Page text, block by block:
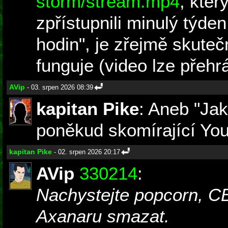
zpřístupnili minulý
hodin", je zřejmě
funguje (video lze
AVip - 03. srpen 2026 08:39
kapitan Pike: Aneb
poněkud skomírající
kapitan Pike - 02. srpen 2026 20:17
AVip 330214:
Nachystejte popcorn,
Axanaru smazat.